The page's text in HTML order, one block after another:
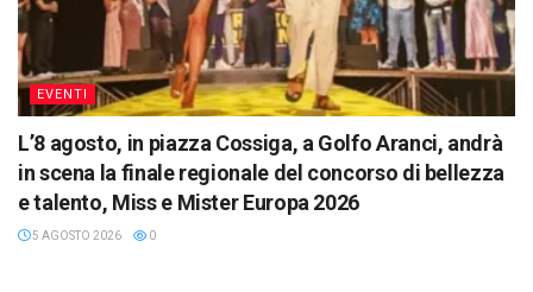
EVENTI
L’8 agosto, in piazza Cossiga, a Golfo Aranci, andrà
in scena la finale regionale del concorso di bellezza
e talento, Miss e Mister Europa 2026
5 AGOSTO 2026 0